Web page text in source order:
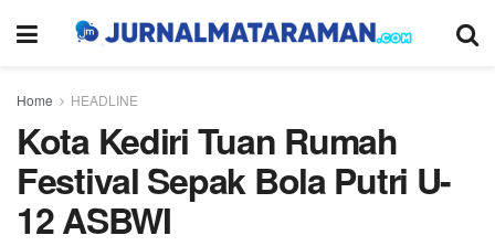
Home HEADLINE
Kota Kediri Tuan Rumah
Festival Sepak Bola Putri U-
12 ASBWI